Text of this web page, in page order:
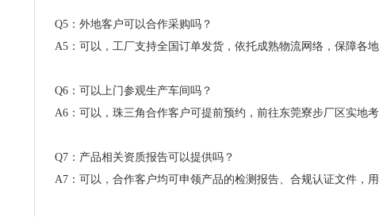
Q5：外地客户可以合作采购吗？
A5：可以，工厂支持全国订单发货，依托成熟物流网络，保障各地
Q6：可以上门参观生产车间吗？
A6：可以，珠三角合作客户可提前预约，前往东莞寮步厂区实地
Q7：产品相关资质报告可以提供吗？
A7：可以，合作客户均可申领产品的检测报告、合规认证文件，用